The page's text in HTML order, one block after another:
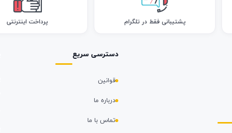
پشتیبانی فقط در تلگرام پرداخت اینترنتی
دسترسی سریع
قوانین
درباره ما
تماس با ما